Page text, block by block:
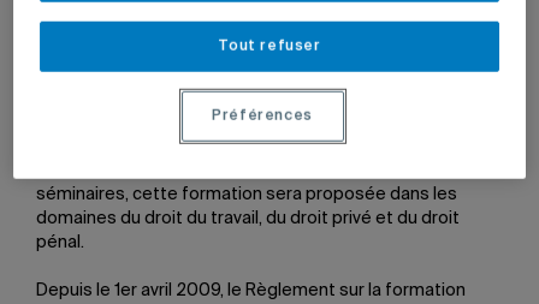
Le Département des sciences juridiques offrira, dès
Format UQAM, une formation continue de
2e cycle accessible, novatrice et interactive, à l’intention
séminaires, cette formation sera proposée dans les
domaines du droit du travail, du droit privé et du droit
pénal.
Depuis le 1er avril 2009, le Règlement sur la formation
Tout refuser
Préférences